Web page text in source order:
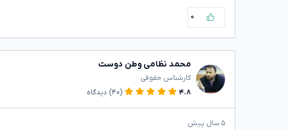
۰
محمد نظامی وطن دوست
کارشناس حقوقی
۴.۸
(۴۰) دیدگاه
۵ سال پیش